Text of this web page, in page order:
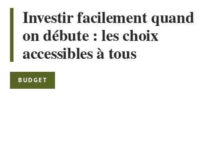
Investir facilement quand
on débute : les choix
accessibles à tous
BUDGET